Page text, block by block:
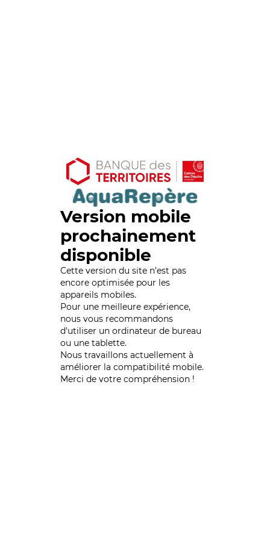
Version mobile
prochainement
disponible
Cette version du site n’est pas
encore optimisée pour les
appareils mobiles.
Pour une meilleure expérience,
nous vous recommandons
d'utiliser un ordinateur de bureau
ou une tablette.
Nous travaillons actuellement à
améliorer la compatibilité mobile.
Merci de votre compréhension !